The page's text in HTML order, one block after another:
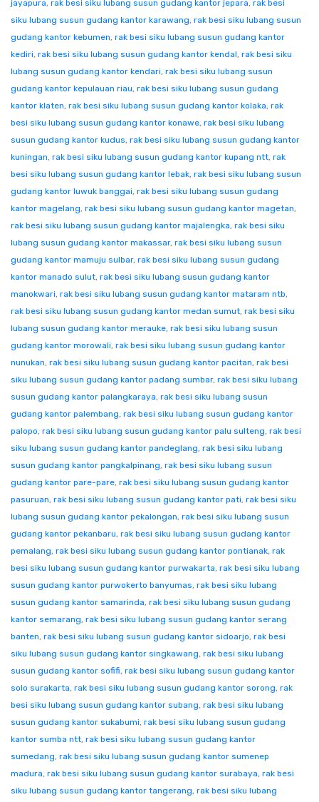
jayapura, rak besi siku lubang susun gudang kantor jepara, rak besi
siku lubang susun gudang kantor karawang, rak besi siku lubang susun
gudang kantor kebumen, rak besi siku lubang susun gudang kantor
kediri, rak besi siku lubang susun gudang kantor kendal, rak besi siku
lubang susun gudang kantor kendari, rak besi siku lubang susun
gudang kantor kepulauan riau, rak besi siku lubang susun gudang
kantor klaten, rak besi siku lubang susun gudang kantor kolaka, rak
besi siku lubang susun gudang kantor konawe, rak besi siku lubang
susun gudang kantor kudus, rak besi siku lubang susun gudang kantor
kuningan, rak besi siku lubang susun gudang kantor kupang ntt, rak
besi siku lubang susun gudang kantor lebak, rak besi siku lubang susun
gudang kantor luwuk banggai, rak besi siku lubang susun gudang
kantor magelang, rak besi siku lubang susun gudang kantor magetan,
rak besi siku lubang susun gudang kantor majalengka, rak besi siku
lubang susun gudang kantor makassar, rak besi siku lubang susun
gudang kantor mamuju sulbar, rak besi siku lubang susun gudang
kantor manado sulut, rak besi siku lubang susun gudang kantor
manokwari, rak besi siku lubang susun gudang kantor mataram ntb,
rak besi siku lubang susun gudang kantor medan sumut, rak besi siku
lubang susun gudang kantor merauke, rak besi siku lubang susun
gudang kantor morowali, rak besi siku lubang susun gudang kantor
nunukan, rak besi siku lubang susun gudang kantor pacitan, rak besi
siku lubang susun gudang kantor padang sumbar, rak besi siku lubang
susun gudang kantor palangkaraya, rak besi siku lubang susun
gudang kantor palembang, rak besi siku lubang susun gudang kantor
palopo, rak besi siku lubang susun gudang kantor palu sulteng, rak besi
siku lubang susun gudang kantor pandeglang, rak besi siku lubang
susun gudang kantor pangkalpinang, rak besi siku lubang susun
gudang kantor pare-pare, rak besi siku lubang susun gudang kantor
pasuruan, rak besi siku lubang susun gudang kantor pati, rak besi siku
lubang susun gudang kantor pekalongan, rak besi siku lubang susun
gudang kantor pekanbaru, rak besi siku lubang susun gudang kantor
pemalang, rak besi siku lubang susun gudang kantor pontianak, rak
besi siku lubang susun gudang kantor purwakarta, rak besi siku lubang
susun gudang kantor purwokerto banyumas, rak besi siku lubang
susun gudang kantor samarinda, rak besi siku lubang susun gudang
kantor semarang, rak besi siku lubang susun gudang kantor serang
banten, rak besi siku lubang susun gudang kantor sidoarjo, rak besi
siku lubang susun gudang kantor singkawang, rak besi siku lubang
susun gudang kantor sofifi, rak besi siku lubang susun gudang kantor
solo surakarta, rak besi siku lubang susun gudang kantor sorong, rak
besi siku lubang susun gudang kantor subang, rak besi siku lubang
susun gudang kantor sukabumi, rak besi siku lubang susun gudang
kantor sumba ntt, rak besi siku lubang susun gudang kantor
sumedang, rak besi siku lubang susun gudang kantor sumenep
madura, rak besi siku lubang susun gudang kantor surabaya, rak besi
siku lubang susun gudang kantor tangerang, rak besi siku lubang